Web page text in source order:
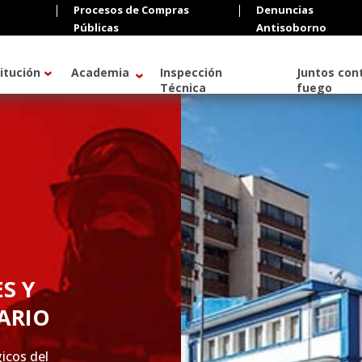
Procesos de Compras
Públicas
Denuncias
Antisoborno
Academia
Inspección
Técnica
Juntos
fuego
Y
del